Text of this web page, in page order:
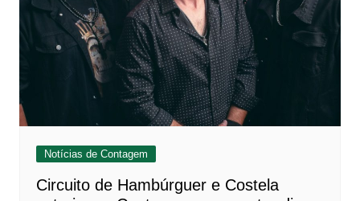
Notícias de Contagem
Circuito de Hambúrguer e Costela